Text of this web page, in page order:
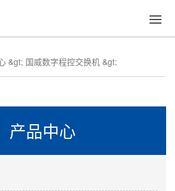
&gt; 国威数字程控交换机 &gt;
产品中心